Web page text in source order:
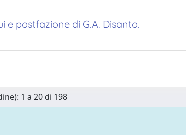
postfazione di G.A. Disanto.
1 a 20 di 198